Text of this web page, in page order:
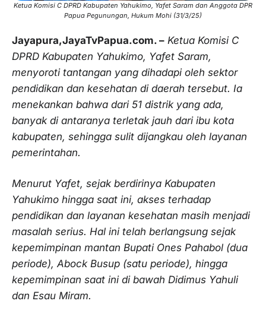
Ketua Komisi C DPRD Kabupaten Yahukimo, Yafet Saram dan Anggota DPR
Papua Pegunungan, Hukum Mohi (31/3/25)
Jayapura,JayaTvPapua.com. – Ketua Komisi C
DPRD Kabupaten Yahukimo, Yafet Saram,
menyoroti tantangan yang dihadapi oleh sektor
pendidikan dan kesehatan di daerah tersebut. Ia
menekankan bahwa dari 51 distrik yang ada,
banyak di antaranya terletak jauh dari ibu kota
kabupaten, sehingga sulit dijangkau oleh layanan
pemerintahan.
Menurut Yafet, sejak berdirinya Kabupaten
Yahukimo hingga saat ini, akses terhadap
pendidikan dan layanan kesehatan masih menjadi
masalah serius. Hal ini telah berlangsung sejak
kepemimpinan mantan Bupati Ones Pahabol (dua
periode), Abock Busup (satu periode), hingga
kepemimpinan saat ini di bawah Didimus Yahuli
dan Esau Miram.